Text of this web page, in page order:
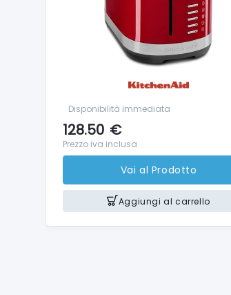
Disponibilità immediata
128.50 €
Prezzo iva inclusa
Vai al Prodotto
Aggiungi al carrello